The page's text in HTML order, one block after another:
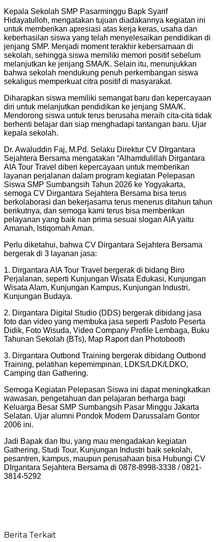
Kepala Sekolah SMP Pasarminggu Bapk Syarif
Hidayatulloh, mengatakan tujuan diadakannya kegiatan ini
untuk memberikan apresiasi atas kerja keras, usaha dan
keberhasilan siswa yang telah menyelesaikan pendidikan di
jenjang SMP. Menjadi moment terakhir kebersamaan di
sekolah, sehingga siswa memiliki memori positif sebelum
melanjutkan ke jenjang SMA/K. Selain itu, menunjukkan
bahwa sekolah mendukung penuh perkembangan siswa
sekaligus memperkuat citra positif di masyarakat.
Diharapkan siswa memiliki semangat baru dan kepercayaan
diri untuk melanjutkan pendidikan ke jenjang SMA/K.
Mendorong siswa untuk terus berusaha meraih cita-cita tidak
berhenti belajar dan siap menghadapi tantangan baru. Ujar
kepala sekolah.
Dr. Awaluddin Faj, M.Pd. Selaku Direktur CV DIrgantara
Sejahtera Bersama mengatakan “Alhamdulillah Dirgantara
AIA Tour Travel diberi kepercayaan untuk memberikan
layanan perjalanan dalam program kegiatan Pelepasan
Siswa SMP Sumbangsih Tahun 2026 ke Yogyakarta,
semoga CV Dirgantara Sejahtera Bersama bisa terus
berkolaborasi dan bekerjasama terus menerus ditahun tahun
berikutnya, dan semoga kami terus bisa memberikan
pelayanan yang baik nan prima sesuai slogan AIA yaitu
Amanah, Istiqomah Aman.
Perlu diketahui, bahwa CV Dirgantara Sejahtera Bersama
bergerak di 3 layanan jasa:
1. Dirgantara AIA Tour Travel bergerak di bidang Biro
Perjalanan, seperti Kunjungan Wisata Edukasi, Kunjungan
Wisata Alam, Kunjungan Kampus, Kunjungan Industri,
Kunjungan Budaya.
2. ⁠Dirgantara Digital Studio (DDS) bergerak dibidang jasa
foto dan video yang membuka jasa seperti Pasfoto Peserta
Didik, Foto Wisuda, Video Company Profile Lembaga, Buku
Tahunan Sekolah (BTs), Map Raport dan Photobooth
3. ⁠Dirgantara Outbond Training bergerak dibidang Outbond
Training, pelatihan kepemimpinan, LDKS/LDK/LDKO,
Camping dan Gathering.
Semoga Kegiatan Pelepasan Siswa ini dapat meningkatkan
wawasan, pengetahuan dan pelajaran berharga bagi
Keluarga Besar SMP Sumbangsih Pasar Minggu Jakarta
Selatan. Ujar alumni Pondok Modern Darussalam Gontor
2006 ini.
Jadi Bapak dan Ibu, yang mau mengadakan kegiatan
Gathering, Studi Tour, Kunjungan Industri baik sekolah,
pesantren, kampus, maupun perusahaan bisa Hubungi CV
DIrgantara Sejahtera Bersama di 0878-8998-3338 / 0821-
3814-5292
Berita Terkait